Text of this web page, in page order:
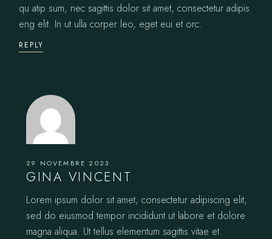
qu atip sum, nec sagittis dolor sit amet, consectetur adipis
eng elit. In ut ulla corper leo, eget eui et orc.
REPLY
29 NOVEMBRE 2023
GINA VINCENT
Lorem ipsum dolor sit amet, consectetur adipiscing elit,
sed do eiusmod tempor incididunt ut labore et dolore
magna aliqua. Ut tellus elementum sagittis vitae et.